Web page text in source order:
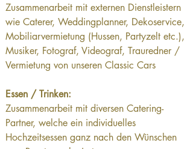
Zusammenarbeit mit externen Dienstleistern
wie Caterer, Weddingplanner, Dekoservice,
Mobiliarvermietung (Hussen, Partyzelt etc.),
Musiker, Fotograf, Videograf, Trauredner /
Vermietung von unseren Classic Cars
Essen / Trinken:
Zusammenarbeit mit diversen Catering-
Partner, welche ein individuelles
Hochzeitsessen ganz nach den Wünschen